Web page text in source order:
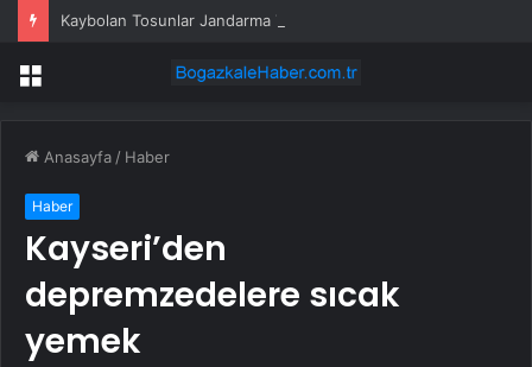
Kaybolan Tosunlar Jandarma Tarafından Bulundu
Menü
Anasayfa / Haber
Haber
Kayseri’den
depremzedelere sıcak
yemek